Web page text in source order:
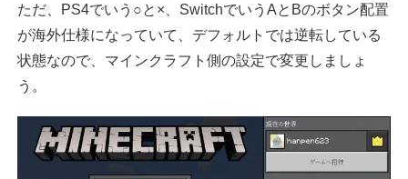
ただ、PS4でいう○と×、SwitchでいうAとBのボタン配置
が海外仕様になっていて、デフォルトでは逆転している
状態なので、マインクラフト側の設定で変更しましょ
う。